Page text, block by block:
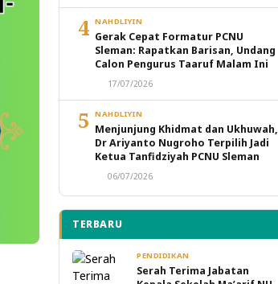
4 NAHDLIYIN
Gerak Cepat Formatur PCNU
Sleman: Rapatkan Barisan, Undang
Calon Pengurus Taaruf Malam Ini
17/07/2026
5 NAHDLIYIN
Menjunjung Khidmat dan Ukhuwah,
Dr Ariyanto Nugroho Terpilih Jadi
Ketua Tanfidziyah PCNU Sleman
06/07/2026
TERBARU
PENDIDIKAN
Serah Terima Jabatan